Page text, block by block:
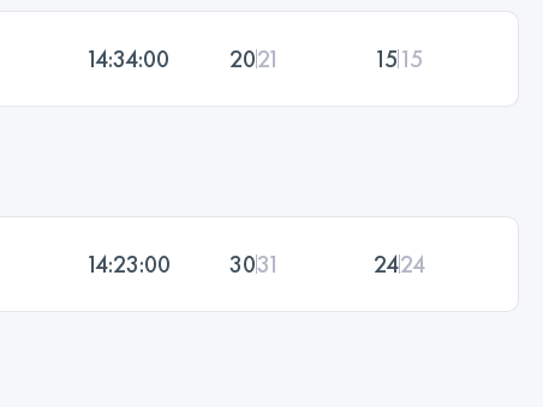
14:34:00 2021 1515
14:23:00 3031 2424